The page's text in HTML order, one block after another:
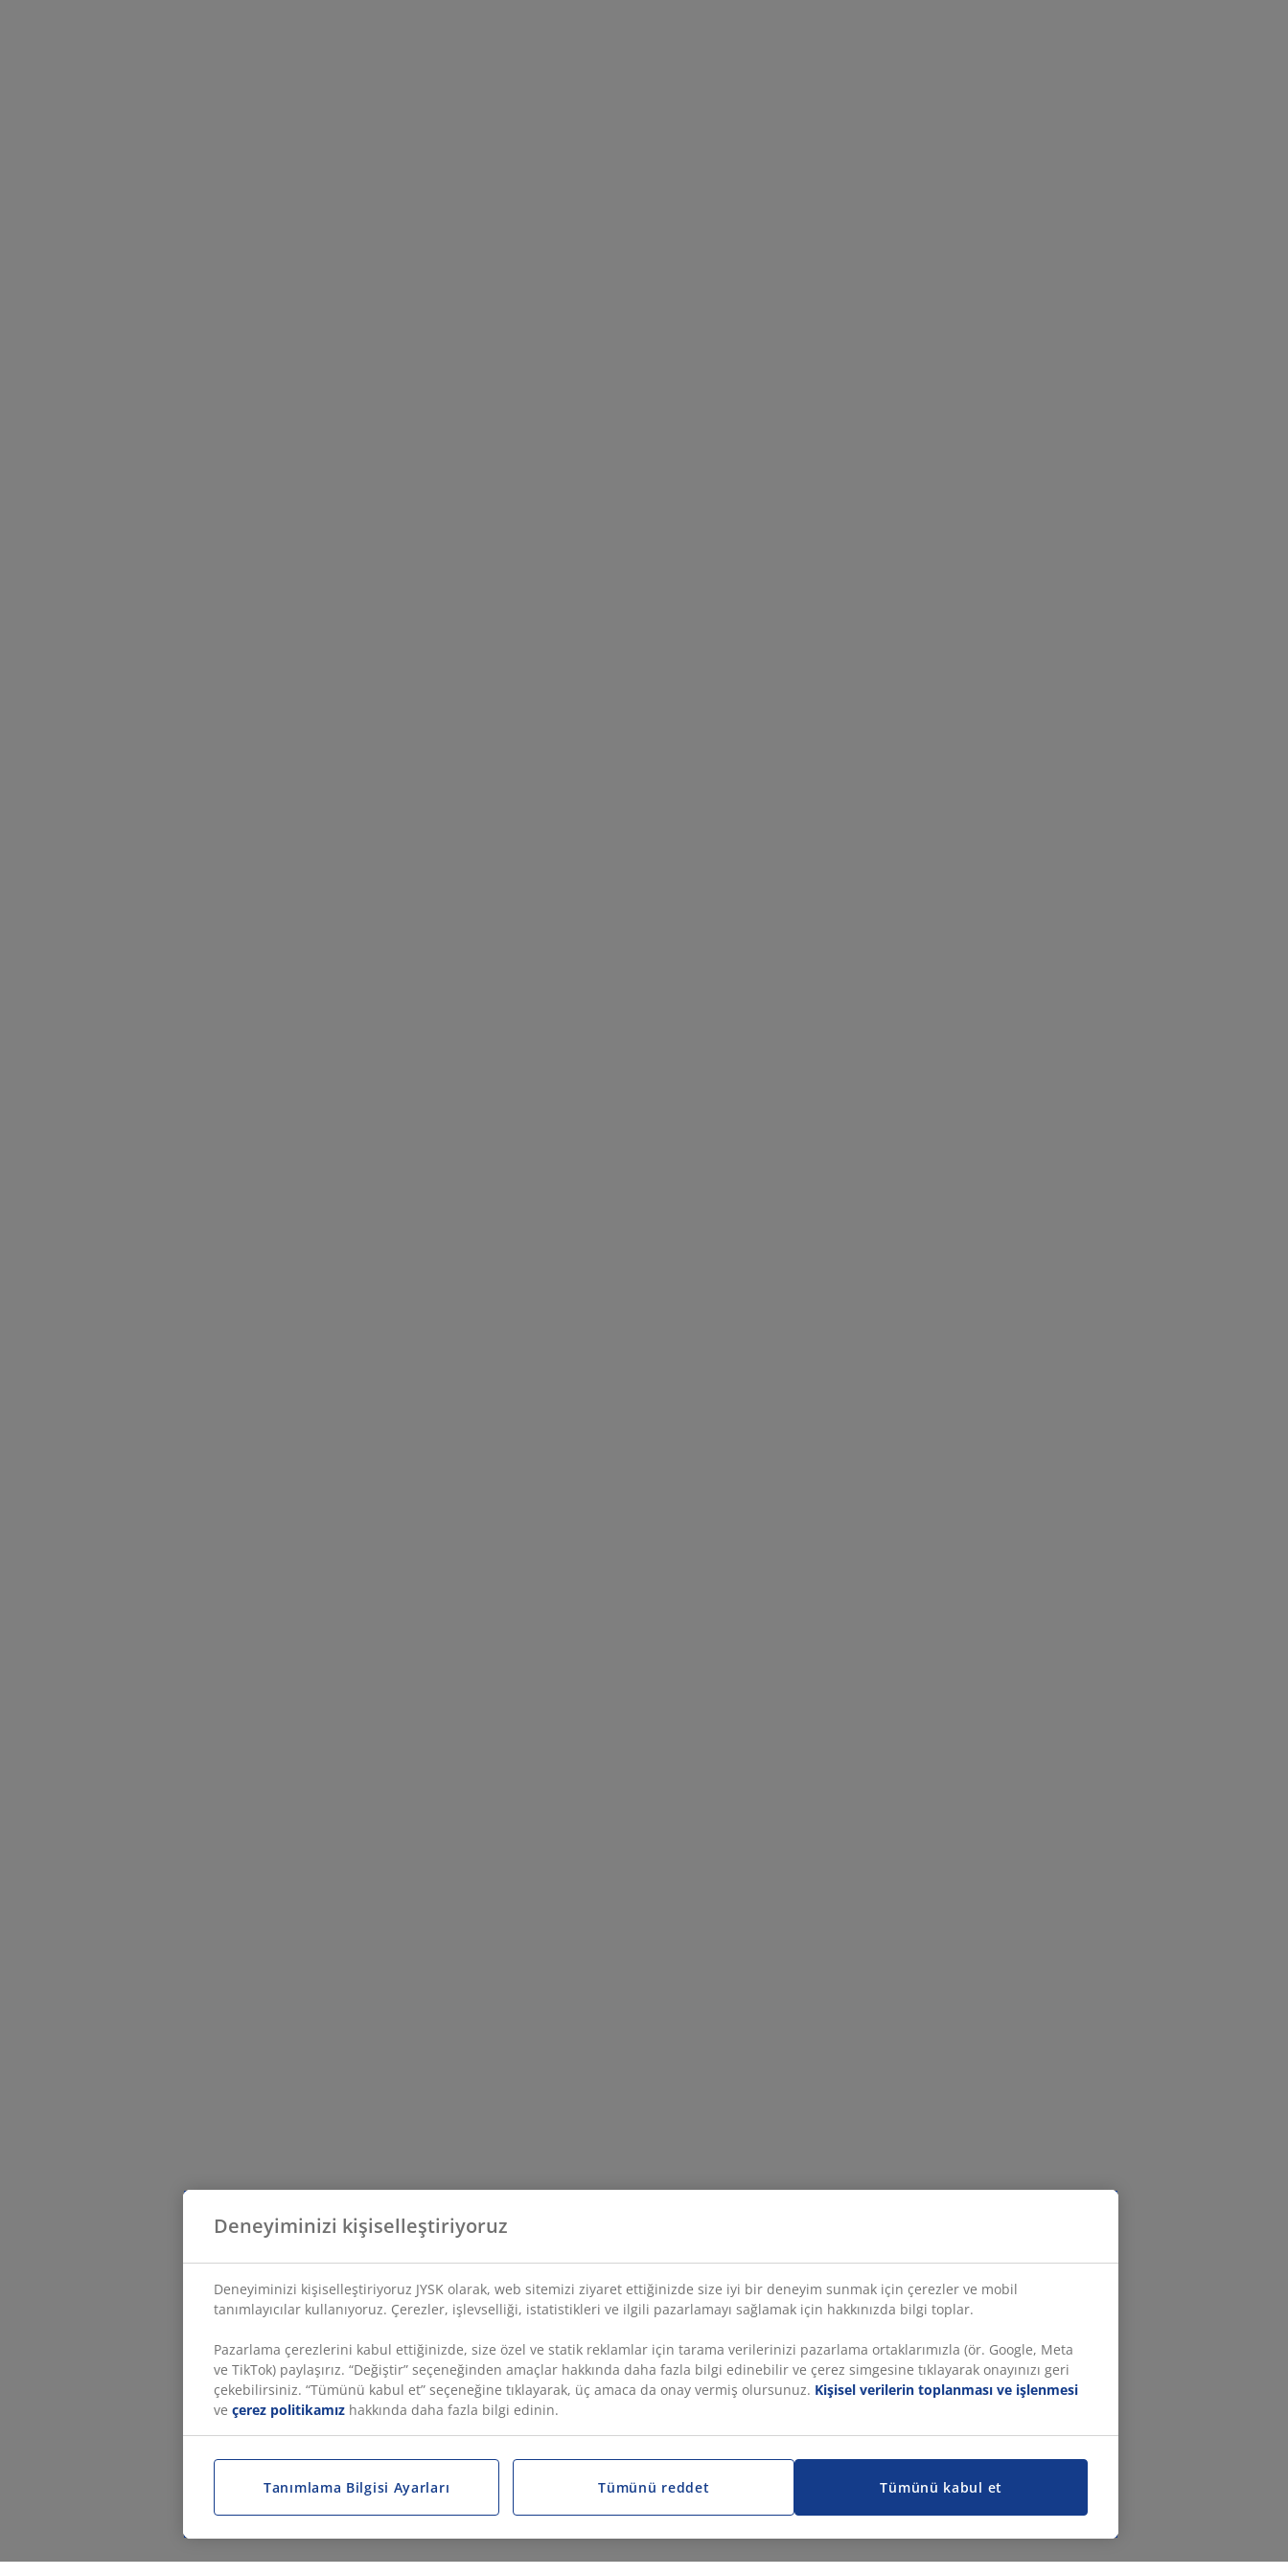
Deneyiminizi kişiselleştiriyoruz
Deneyiminizi kişiselleştiriyoruz JYSK olarak, web sitemizi ziyaret ettiğinizde size iyi bir deneyim sunmak için çerezler ve mobil
tanımlayıcılar kullanıyoruz. Çerezler, işlevselliği, istatistikleri ve ilgili pazarlamayı sağlamak için hakkınızda bilgi toplar.
Pazarlama çerezlerini kabul ettiğinizde, size özel ve statik reklamlar için tarama verilerinizi pazarlama ortaklarımızla (ör. Google, Meta
ve TikTok) paylaşırız. “Değiştir” seçeneğinden amaçlar hakkında daha fazla bilgi edinebilir ve çerez simgesine tıklayarak onayınızı geri
çekebilirsiniz. “Tümünü kabul et” seçeneğine tıklayarak, üç amaca da onay vermiş olursunuz. Kişisel verilerin toplanması ve işlenmesi
ve çerez politikamız hakkında daha fazla bilgi edinin.
Tümünü kabul et
Tanımlama Bilgisi Ayarları Tümünü reddet